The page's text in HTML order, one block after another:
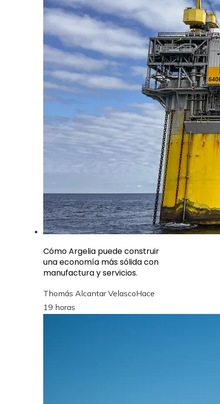
Cómo Argelia puede construir
una economía más sólida con
manufactura y servicios.
Thomás Alcantar VelascoHace
19 horas